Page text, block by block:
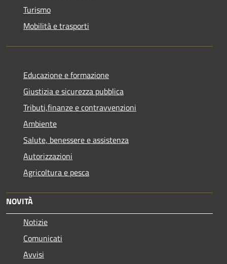
Turismo
Mobilità e trasporti
Educazione e formazione
Giustizia e sicurezza pubblica
Tributi,finanze e contravvenzioni
Ambiente
Salute, benessere e assistenza
Autorizzazioni
Agricoltura e pesca
NOVITÀ
Notizie
Comunicati
Avvisi